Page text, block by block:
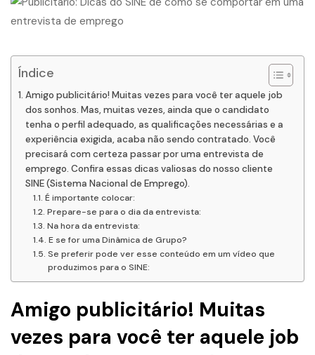
Índice
Amigo publicitário! Muitas vezes para você ter aquele job
dos sonhos. Mas, muitas vezes, ainda que o candidato
tenha o perfil adequado, as qualificações necessárias e a
experiência exigida, acaba não sendo contratado. Você
precisará com certeza passar por uma entrevista de
emprego. Confira essas dicas valiosas do nosso cliente
SINE (Sistema Nacional de Emprego).
É importante colocar:
Prepare-se para o dia da entrevista:
Na hora da entrevista:
E se for uma Dinâmica de Grupo?
Se preferir pode ver esse conteúdo em um vídeo que
produzimos para o SINE:
Amigo publicitário! Muitas
vezes para você ter aquele job